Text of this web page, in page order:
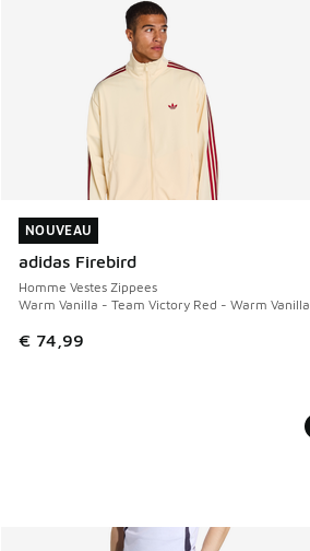
NOUVEAU
adidas Firebird
Homme Vestes Zippees
Warm Vanilla - Team Victory Red - Warm Vanilla
€ 74,99
NOUVEAU